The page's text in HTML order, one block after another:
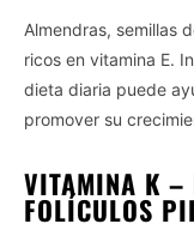
Almendras, semillas
ricos en vitamina E.
dieta diaria puede
promover su
VITAMINA K –
FOLÍCULOS